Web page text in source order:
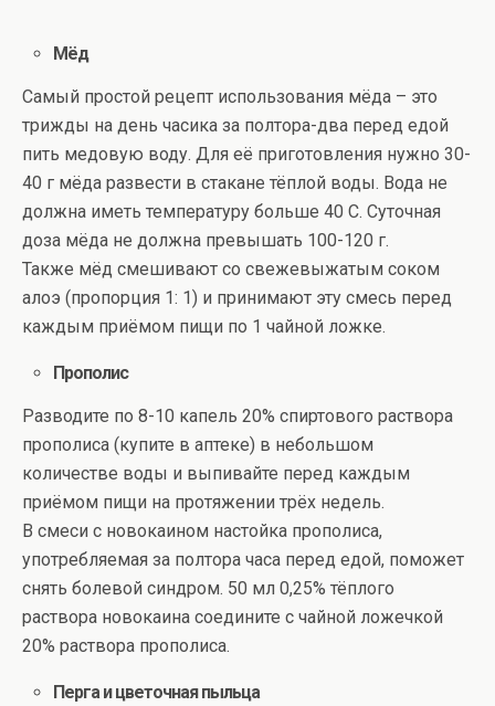
Мёд
Самый простой рецепт использования мёда – это
трижды на день часика за полтора-два перед едой
пить медовую воду. Для её приготовления нужно 30-
40 г мёда развести в стакане тёплой воды. Вода не
должна иметь температуру больше 40 С. Суточная
доза мёда не должна превышать 100-120 г.
Также мёд смешивают со свежевыжатым соком
алоэ (пропорция 1: 1) и принимают эту смесь перед
каждым приёмом пищи по 1 чайной ложке.
Прополис
Разводите по 8-10 капель 20% спиртового раствора
прополиса (купите в аптеке) в небольшом
количестве воды и выпивайте перед каждым
приёмом пищи на протяжении трёх недель.
В смеси с новокаином настойка прополиса,
употребляемая за полтора часа перед едой, поможет
снять болевой синдром. 50 мл 0,25% тёплого
раствора новокаина соедините с чайной ложечкой
20% раствора прополиса.
Перга и цветочная пыльца